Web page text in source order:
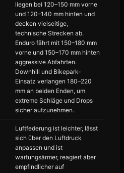
liegen bei 120–150 mm vorne
und 120–140 mm hinten und
decken vielseitige,
technische Strecken ab.
Enduro fährt mit 150–180 mm
vorne und 150–170 mm hinten
aggressive Abfahrten.
Downhill und Bikepark-
Einsatz verlangen 180–220
mm an beiden Enden, um
extreme Schläge und Drops
sicher aufzunehmen.
Luftfederung ist leichter, lässt
sich über den Luftdruck
anpassen und ist
wartungsärmer, reagiert aber
empfindlicher auf